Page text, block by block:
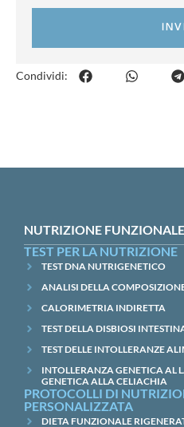
Condividi:
NUTRIZIONE
TEST PER LA NUTRIZIONE
TEST DNA NUTRIGENETICO
ANALISI DELLA
CALORIMETRIA INDIRETTA
TEST DELLA DISBIOSI
TEST DELLE INTOLLERANZE
INTOLLERANZA GENETICA AL
GENETICA ALLA CELIACHIA
PROTOCOLLI DI
PERSONALIZZATA
DIETA FUNZIONALE